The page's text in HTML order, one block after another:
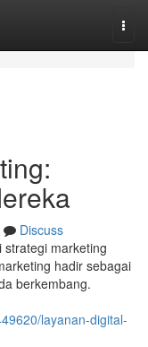
Discuss
strategi marketing
hadir sebagai
berkembang.
layanan-digital-